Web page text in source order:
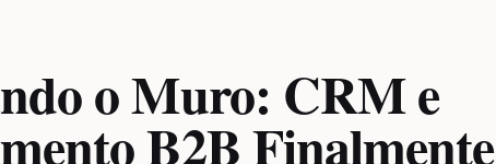
o Muro: CRM e
B2B Finalmente